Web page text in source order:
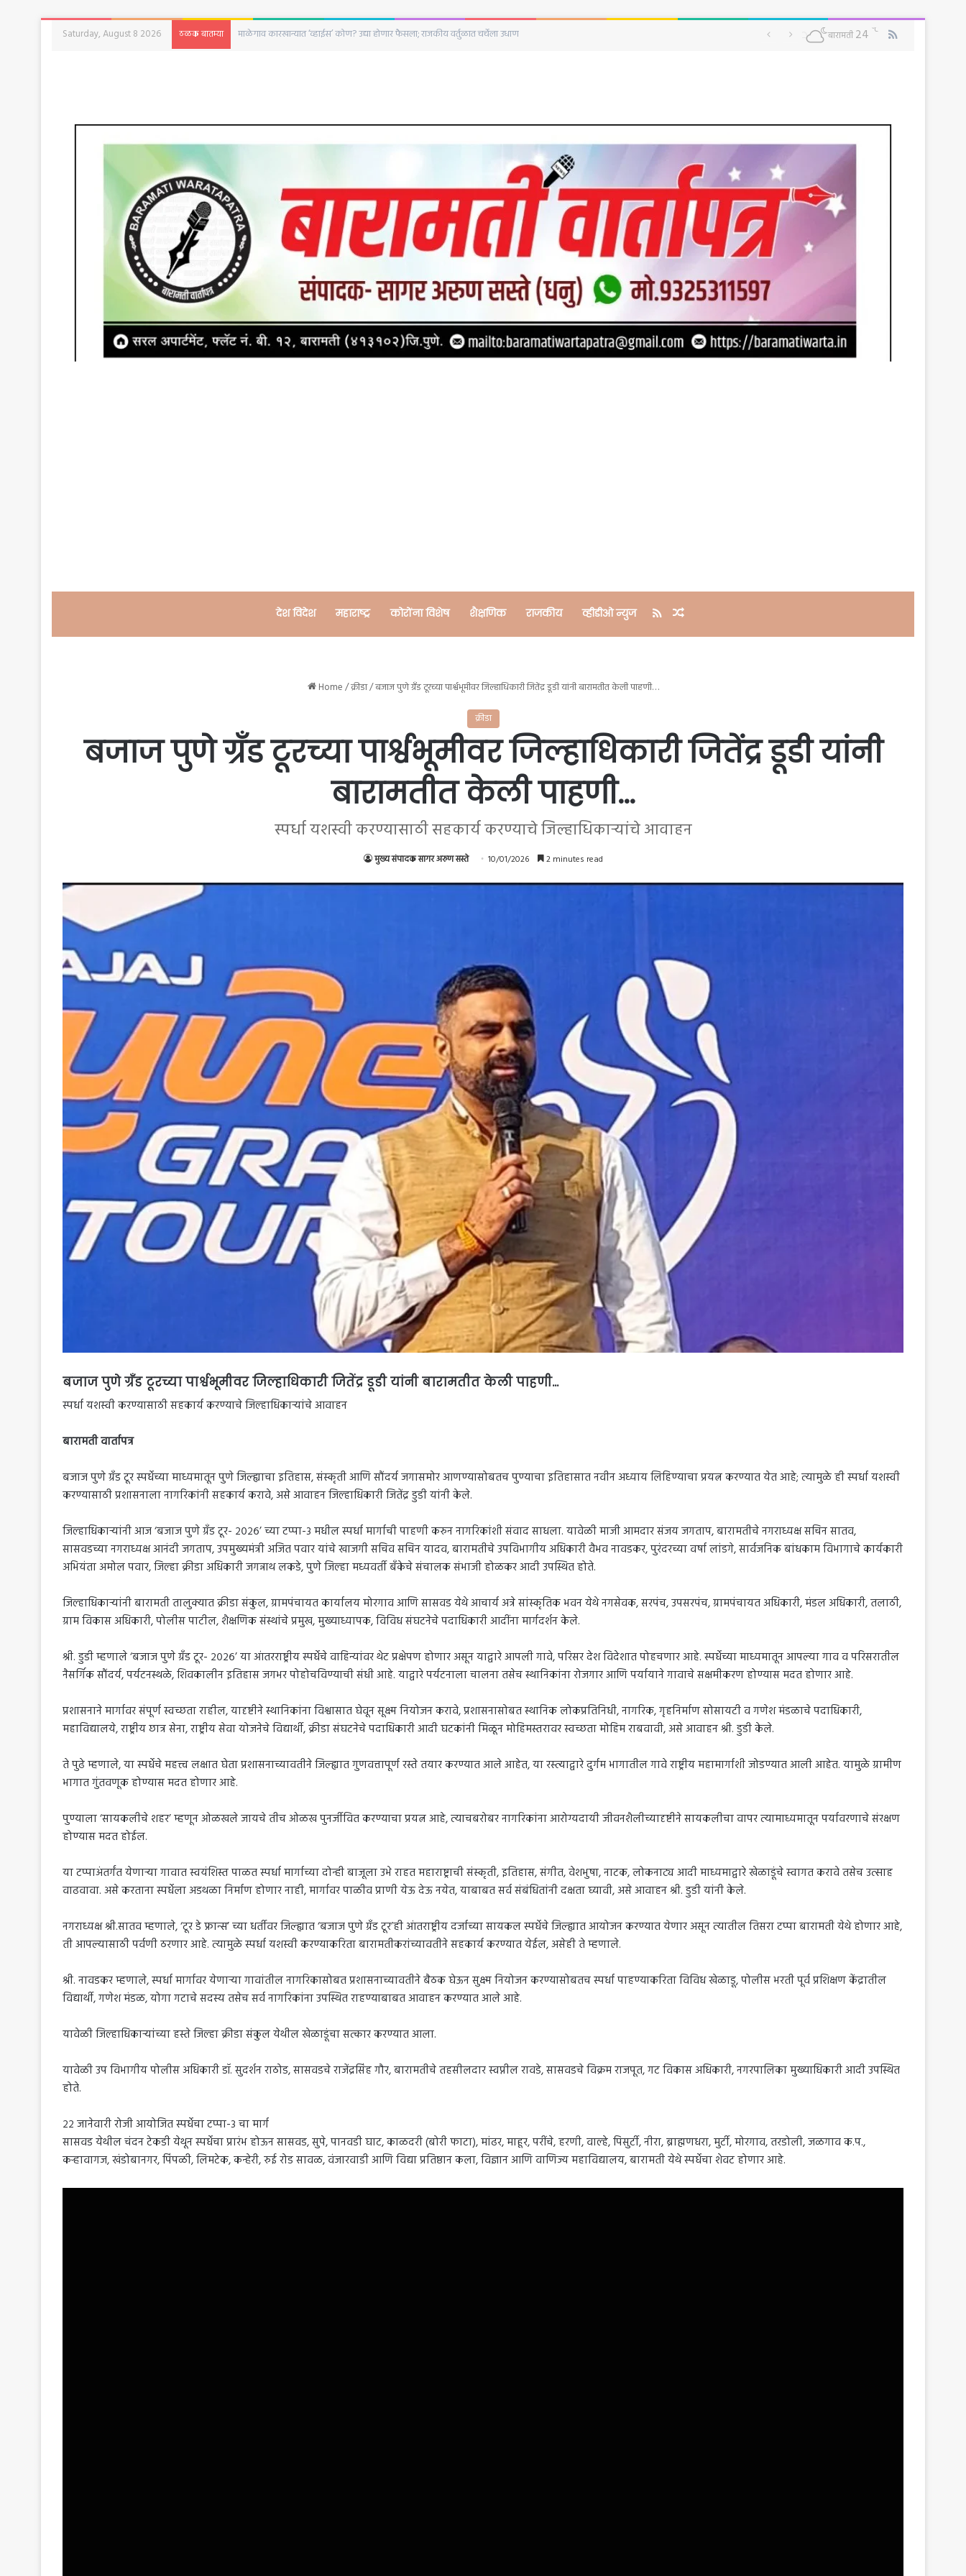
Saturday, August 8 2026 ठळक बातम्या अजित पवारांच्या मृत्यूच्या चौकशीसाठी राष्ट्रवादीने मोर्चा का काढला नाही?; निवास शेळके यांचा सवाल बारामती 24 ℃ RSS
देश विदेश महाराष्ट्र कोरोंना विशेष शैक्षणिक राजकीय व्हीडीओ न्युज RSS Random Article
Home/क्रीडा/बजाज पुणे ग्रँड टूरच्या पार्श्वभूमीवर जिल्हाधिकारी जितेंद्र डूडी यांनी बारामतीत केली पाहणी…
क्रीडा
बजाज पुणे ग्रँड टूरच्या पार्श्वभूमीवर जिल्हाधिकारी जितेंद्र डूडी यांनी
बारामतीत केली पाहणी…
स्पर्धा यशस्वी करण्यासाठी सहकार्य करण्याचे जिल्हाधिकाऱ्यांचे आवाहन
मुख्य संपादक सागर अरुण सस्ते 10/01/2026 2 minutes read
बजाज पुणे ग्रँड टूरच्या पार्श्वभूमीवर जिल्हाधिकारी जितेंद्र डूडी यांनी बारामतीत केली पाहणी...
स्पर्धा यशस्वी करण्यासाठी सहकार्य करण्याचे जिल्हाधिकाऱ्यांचे आवाहन
बारामती वार्तापत्र
बजाज पुणे ग्रँड टूर स्पर्धेच्या माध्यमातून पुणे जिल्ह्याचा इतिहास, संस्कृती आणि सौंदर्य जगासमोर आणण्यासोबतच पुण्याचा इतिहासात नवीन अध्याय लिहिण्याचा प्रयत्न करण्यात येत आहे; त्यामुळे ही स्पर्धा यशस्वी
करण्यासाठी प्रशासनाला नागरिकांनी सहकार्य करावे, असे आवाहन जिल्हाधिकारी जितेंद्र डुडी यांनी केले.
जिल्हाधिकाऱ्यांनी आज ‘बजाज पुणे ग्रँड टूर- २०२६’ च्या टप्पा-३ मधील स्पर्धा मार्गाची पाहणी करुन नागरिकांशी संवाद साधला. यावेळी माजी आमदार संजय जगताप, बारामतीचे नगराध्यक्ष सचिन सातव,
सासवडच्या नगराध्यक्ष आनंदी जगताप, उपमुख्यमंत्री अजित पवार यांचे खाजगी सचिव सचिन यादव, बारामतीचे उपविभागीय अधिकारी वैभव नावडकर, पुरंदरच्या वर्षा लांडगे, सार्वजनिक बांधकाम विभागाचे कार्यकारी
अभियंता अमोल पवार, जिल्हा क्रीडा अधिकारी जगन्नाथ लकडे, पुणे जिल्हा मध्यवर्ती बँकेचे संचालक संभाजी होळकर आदी उपस्थित होते.
जिल्हाधिकाऱ्यांनी बारामती तालुक्यात क्रीडा संकुल, ग्रामपंचायत कार्यालय मोरगाव आणि सासवड येथे आचार्य अत्रे सांस्कृतिक भवन येथे नगसेवक, सरपंच, उपसरपंच, ग्रामपंचायत अधिकारी, मंडल अधिकारी, तलाठी,
ग्राम विकास अधिकारी, पोलीस पाटील, शैक्षणिक संस्थांचे प्रमुख, मुख्याध्यापक, विविध संघटनेचे पदाधिकारी आदींना मार्गदर्शन केले.
श्री. डुडी म्हणाले ‘बजाज पुणे ग्रँड टूर- २०२६’ या आंतरराष्ट्रीय स्पर्धेचे वाहिन्यांवर थेट प्रक्षेपण होणार असून याद्वारे आपली गावे, परिसर देश विदेशात पोहचणार आहे. स्पर्धेच्या माध्यमातून आपल्या गाव व परिसरातील
नैसर्गिक सौंदर्य, पर्यटनस्थळे, शिवकालीन इतिहास जगभर पोहोचविण्याची संधी आहे. याद्वारे पर्यटनाला चालना तसेच स्थानिकांना रोजगार आणि पर्यायाने गावाचे सक्षमीकरण होण्यास मदत होणार आहे.
प्रशासनाने मार्गावर संपूर्ण स्वच्छता राहील, यादृष्टीने स्थानिकांना विश्वासात घेवून सूक्ष्म नियोजन करावे, प्रशासनासोबत स्थानिक लोकप्रतिनिधी, नागरिक, गृहनिर्माण सोसायटी व गणेश मंडळाचे पदाधिकारी,
महाविद्यालये, राष्ट्रीय छात्र सेना, राष्ट्रीय सेवा योजनेचे विद्यार्थी, क्रीडा संघटनेचे पदाधिकारी आदी घटकांनी मिळून मोहिमस्तरावर स्वच्छता मोहिम राबवावी, असे आवाहन श्री. डुडी केले.
ते पुढे म्हणाले, या स्पर्धेचे महत्त्व लक्षात घेता प्रशासनाच्यावतीने जिल्ह्यात गुणवत्तापूर्ण रस्ते तयार करण्यात आले आहेत, या रस्त्याद्वारे दुर्गम भागातील गावे राष्ट्रीय महामार्गाशी जोडण्यात आली आहेत. यामुळे ग्रामीण
भागात गुंतवणूक होण्यास मदत होणार आहे.
पुण्याला ‘सायकलीचे शहर’ म्हणून ओळखले जायचे तीच ओळख पुनर्जीवित करण्याचा प्रयत्न आहे, त्याचबरोबर नागरिकांना आरोग्यदायी जीवनशैलीच्यादृष्टीने सायकलीचा वापर त्यामाध्यमातून पर्यावरणाचे संरक्षण
होण्यास मदत होईल.
या टप्पाअंतर्गंत येणाऱ्या गावात स्वयंशिस्त पाळत स्पर्धा मार्गाच्या दोन्ही बाजूला उभे राहत महाराष्ट्राची संस्कृती, इतिहास, संगीत, वेशभुषा, नाटक, लोकनाट्य आदी माध्यमाद्वारे खेळाडूंचे स्वागत करावे तसेच उत्साह
वाढवावा. असे करताना स्पर्धेला अडथळा निर्माण होणार नाही, मार्गावर पाळीव प्राणी येऊ देऊ नयेत, याबाबत सर्व संबंधितांनी दक्षता घ्यावी, असे आवाहन श्री. डुडी यांनी केले.
नगराध्यक्ष श्री.सातव म्हणाले, ‘टूर डे फ्रान्स’ च्या धर्तीवर जिल्ह्यात ‘बजाज पुणे ग्रँड टूर’ही आंतराष्ट्रीय दर्जाच्या सायकल स्पर्धेचे जिल्ह्यात आयोजन करण्यात येणार असून त्यातील तिसरा टप्पा बारामती येथे होणार आहे,
ती आपल्यासाठी पर्वणी ठरणार आहे. त्यामुळे स्पर्धा यशस्वी करण्याकरिता बारामतीकरांच्यावतीने सहकार्य करण्यात येईल, असेही ते म्हणाले.
श्री. नावडकर म्हणाले, स्पर्धा मार्गावर येणाऱ्या गावांतील नागरिकासोबत प्रशासनाच्यावतीने बैठक घेऊन सुक्ष्म नियोजन करण्यासोबतच स्पर्धा पाहण्याकरिता विविध खेळाडू, पोलीस भरती पूर्व प्रशिक्षण केंद्रातील
विद्यार्थी, गणेश मंडळ, योगा गटाचे सदस्य तसेच सर्व नागरिकांना उपस्थित राहण्याबाबत आवाहन करण्यात आले आहे.
यावेळी जिल्हाधिकाऱ्यांच्या हस्ते जिल्हा क्रीडा संकुल येथील खेळाडूंचा सत्कार करण्यात आला.
यावेळी उप विभागीय पोलीस अधिकारी डॉ. सुदर्शन राठोड, सासवडचे राजेंद्रसिंह गौर, बारामतीचे तहसीलदार स्वप्नील रावडे, सासवडचे विक्रम राजपूत, गट विकास अधिकारी, नगरपालिका मुख्याधिकारी आदी उपस्थित
होते.
२२ जानेवारी रोजी आयोजित स्पर्धेचा टप्पा-३ चा मार्ग
सासवड येथील चंदन टेकडी येथून स्पर्धेचा प्रारंभ होऊन सासवड, सुपे, पानवडी घाट, काळदरी (बोरी फाटा), मांढर, माहूर, परींचे, हरणी, वाल्हे, पिसुर्टी, नीरा, ब्राह्मणधरा, मुर्टी, मोरगाव, तरडोली, जळगाव क.प.,
कऱ्हावागज, खंडोबानगर, पिंपळी, लिमटेक, कन्हेरी, रुई रोड सावळ, वंजारवाडी आणि विद्या प्रतिष्ठान कला, विज्ञान आणि वाणिज्य महाविद्यालय, बारामती येथे स्पर्धेचा शेवट होणार आहे.